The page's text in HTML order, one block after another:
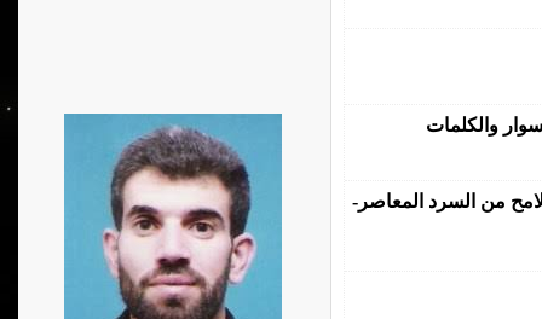
والكلمات
من السرد المعاصر-